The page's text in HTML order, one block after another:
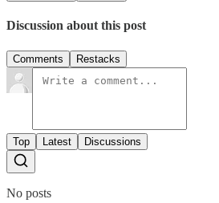
Discussion about this post
Comments Restacks
Top Latest Discussions
No posts